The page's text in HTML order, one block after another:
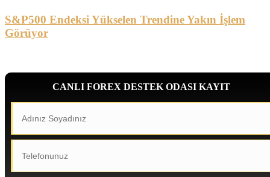
S&P500 Endeksi Yükselen Trendine Yakın İşlem
Görüyor
CANLI FOREX DESTEK ODASI KAYIT